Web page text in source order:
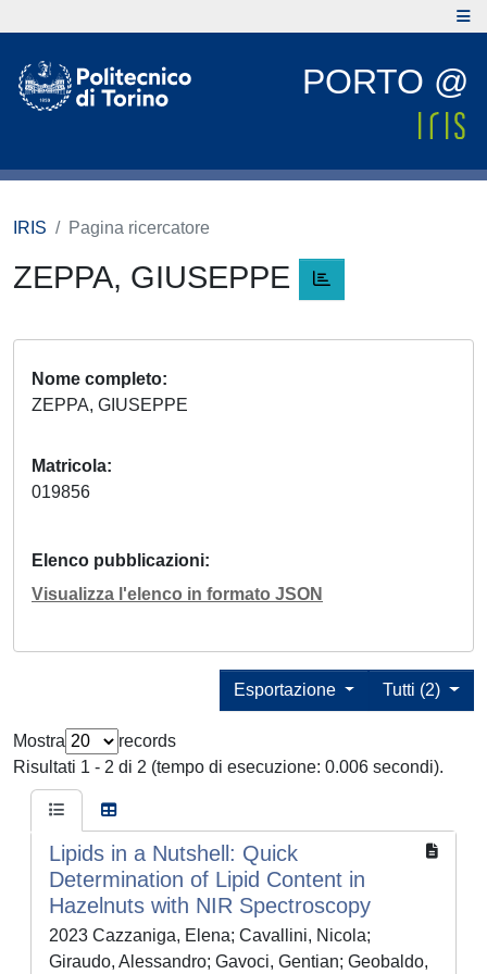
PORTO @
IRIS Pagina ricercatore
ZEPPA, GIUSEPPE
Nome completo
ZEPPA, GIUSEPPE
Matricola
019856
Elenco pubblicazioni
Visualizza l'elenco in formato JSON
Tutti (2)
Esportazione
Mostra
records
Risultati 1 - 2 di 2 (tempo di esecuzione: 0.006 secondi).
Lipids in a Nutshell: Quick
Determination of Lipid Content in
Hazelnuts with NIR Spectroscopy
2023 Cazzaniga, Elena; Cavallini, Nicola;
Giraudo, Alessandro; Gavoci, Gentian; Geobaldo,